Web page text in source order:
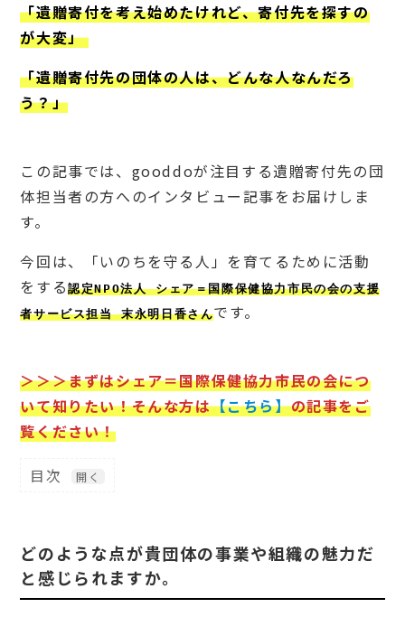
「遺贈寄付を考え始めたけれど、寄付先を探すの
が大変」
「遺贈寄付先の団体の人は、どんな人なんだろ
う？」
この記事では、gooddoが注目する遺贈寄付先の団
体担当者の方へのインタビュー記事をお届けしま
す。
今回は、「いのちを守る人」を育てるために活動
をする認定NPO法人 シェア＝国際保健協力市民の会の支援
者サービス担当 末永明日香さんです。
＞＞＞まずはシェア＝国際保健協力市民の会につ
いて知りたい！そんな方は【こちら】の記事をご
覧ください！
目次
な点
が貴
団体
どのような点が貴団体の事業や組織の魅力だ
と感じられますか。